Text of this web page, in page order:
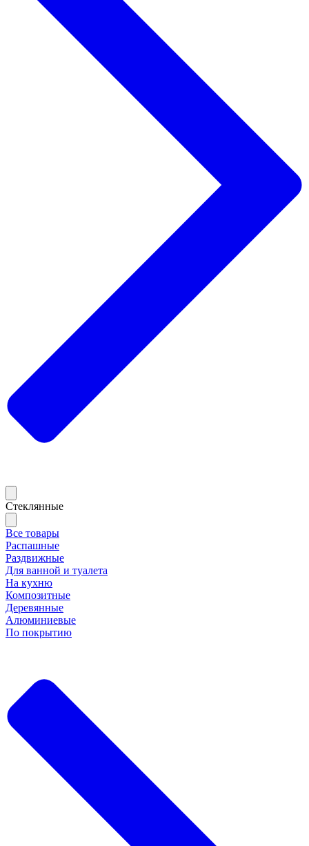
Стеклянные
Все товары
Распашные
Раздвижные
Для ванной и туалета
На кухню
Композитные
Деревянные
Алюминиевые
По покрытию